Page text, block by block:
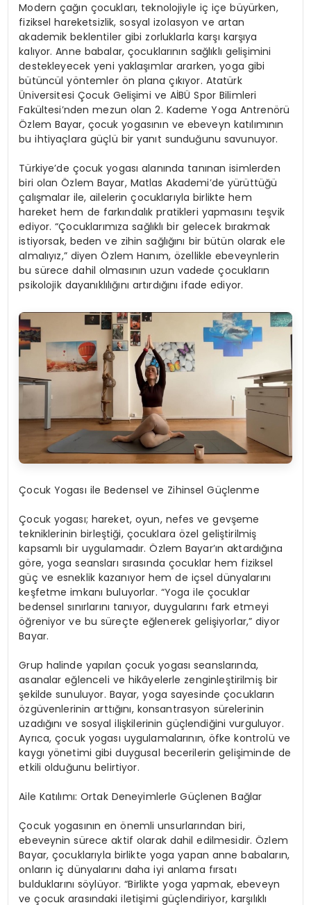
Modernçağın çocukları, teknolojiyle içiçe büyürken,
fiziksel hareketsizlik, sosyal izolasyon ve artan
akademik beklentiler gibi zorluklarla karşı karşıya
kalıyor. Anne babalar, çocuklarının sağlıklı gelişimini
destekleyecek yeni yaklaşımlar ararken, yoga gibi
bütüncül yöntemler ön planaçıkıyor. Atatürk
Üniversitesi Çocuk Gelişimi ve AİBÜSpor Bilimleri
Fakültesi’nden mezun olan 2. Kademe Yoga Antrenörü
Özlem Bayar, çocuk yogasının ve ebeveyn katılımının
bu ihtiyaçlara güçlü bir yanıt sunduğunu savunuyor.
Türkiye’de çocuk yogasıalanında tanınan isimlerden
biri olanÖzlem Bayar, Matlas Akademi’de yürüttüğü
çalışmalar ile, ailelerinçocuklarıyla birlikte hem
hareket hem de farkındalık pratikleri yapmasını teşvik
ediyor.“Çocuklarımıza sağlıklıbir gelecek bırakmak
istiyorsak, beden ve zihin sağlığını bir bütün olarak ele
almalıyız,” diyenÖzlem Hanım, özellikle ebeveynlerin
bu sürece dahil olmasının uzun vadedeçocukların
psikolojik dayanıklılığını artırdığınıifade ediyor.
Çocuk Yogası ile Bedensel ve Zihinsel Güçlenme
Çocuk yogası; hareket, oyun, nefes ve gevşeme
tekniklerinin birleştiği, çocuklara özel geliştirilmiş
kapsamlıbir uygulamadır.Özlem Bayar’ın aktardığına
göre, yoga seansları sırasında çocuklar hem fiziksel
güç ve esneklik kazanıyor hem de içsel dünyalarını
keşfetme imkanıbuluyorlar. “Yoga ile çocuklar
bedensel sınırlarını tanıyor, duygularını fark etmeyi
öğreniyor ve bu süreçte eğlenerek gelişiyorlar,”diyor
Bayar.
Grup halinde yapılan çocuk yogasıseanslarında,
asanalar eğlenceli ve hikâyelerle zenginleştirilmiş bir
şekilde sunuluyor. Bayar, yoga sayesindeçocukların
özgüvenlerinin arttığını, konsantrasyon sürelerinin
uzadığınıve sosyal ilişkilerinin güçlendiğini vurguluyor.
Ayrıca,çocuk yogası uygulamalarının, öfke kontrolü ve
kaygı yönetimi gibi duygusal becerilerin gelişiminde de
etkili olduğunu belirtiyor.
Aile Katılımı: Ortak Deneyimlerle Güçlenen Bağlar
Çocuk yogasının enönemli unsurlarından biri,
ebeveynin sürece aktif olarak dahil edilmesidir.Özlem
Bayar,çocuklarıyla birlikte yoga yapan anne babaların,
onların içdünyalarını daha iyi anlama fırsatı
bulduklarını söylüyor.“Birlikte yoga yapmak, ebeveyn
veçocuk arasındaki iletişimi güçlendiriyor, karşılıklı